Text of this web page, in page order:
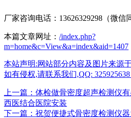
厂家咨询电话：13626329298（微信
本篇文章网址： /index.php?
m=home&c=View&a=index&aid=1407
本站声明:网站部分内容及图片来源
如有侵权,请联系我们,QQ:
上一篇：体检做骨密度超声检测仪
西医结合医院安装
下一篇：祝贺便捷式骨密度检测仪